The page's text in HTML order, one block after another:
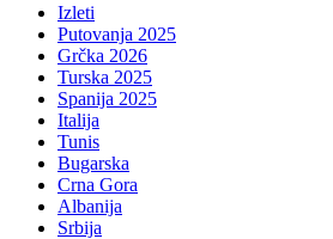
Izleti
Putovanja 2025
Grčka 2026
Turska 2025
Spanija 2025
Italija
Tunis
Bugarska
Crna Gora
Albanija
Srbija